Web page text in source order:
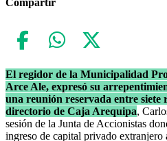
Compartir
El regidor de la Municipalidad
Arce Ale, expresó su
una reunión reservada entre siete
directorio de Caja Arequipa,
sesión de la Junta de Accionistas
ingreso de capital privado extranjero